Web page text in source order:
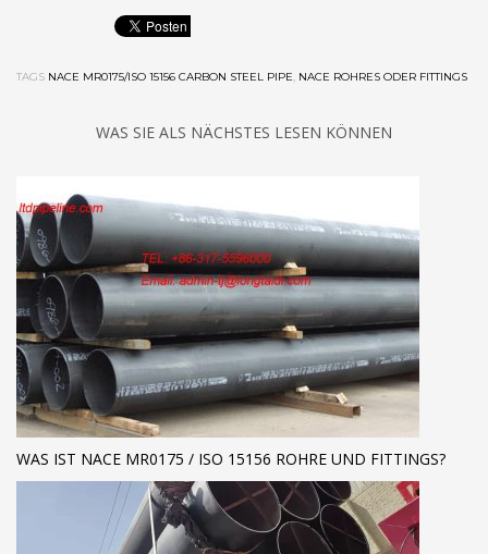
TAGS NACE MR0175/ISO 15156 CARBON STEEL PIPE, NACE ROHRES ODER FITTINGS
WAS SIE ALS NÄCHSTES LESEN KÖNNEN
WAS IST NACE MR0175 / ISO 15156 ROHRE UND FITTINGS?